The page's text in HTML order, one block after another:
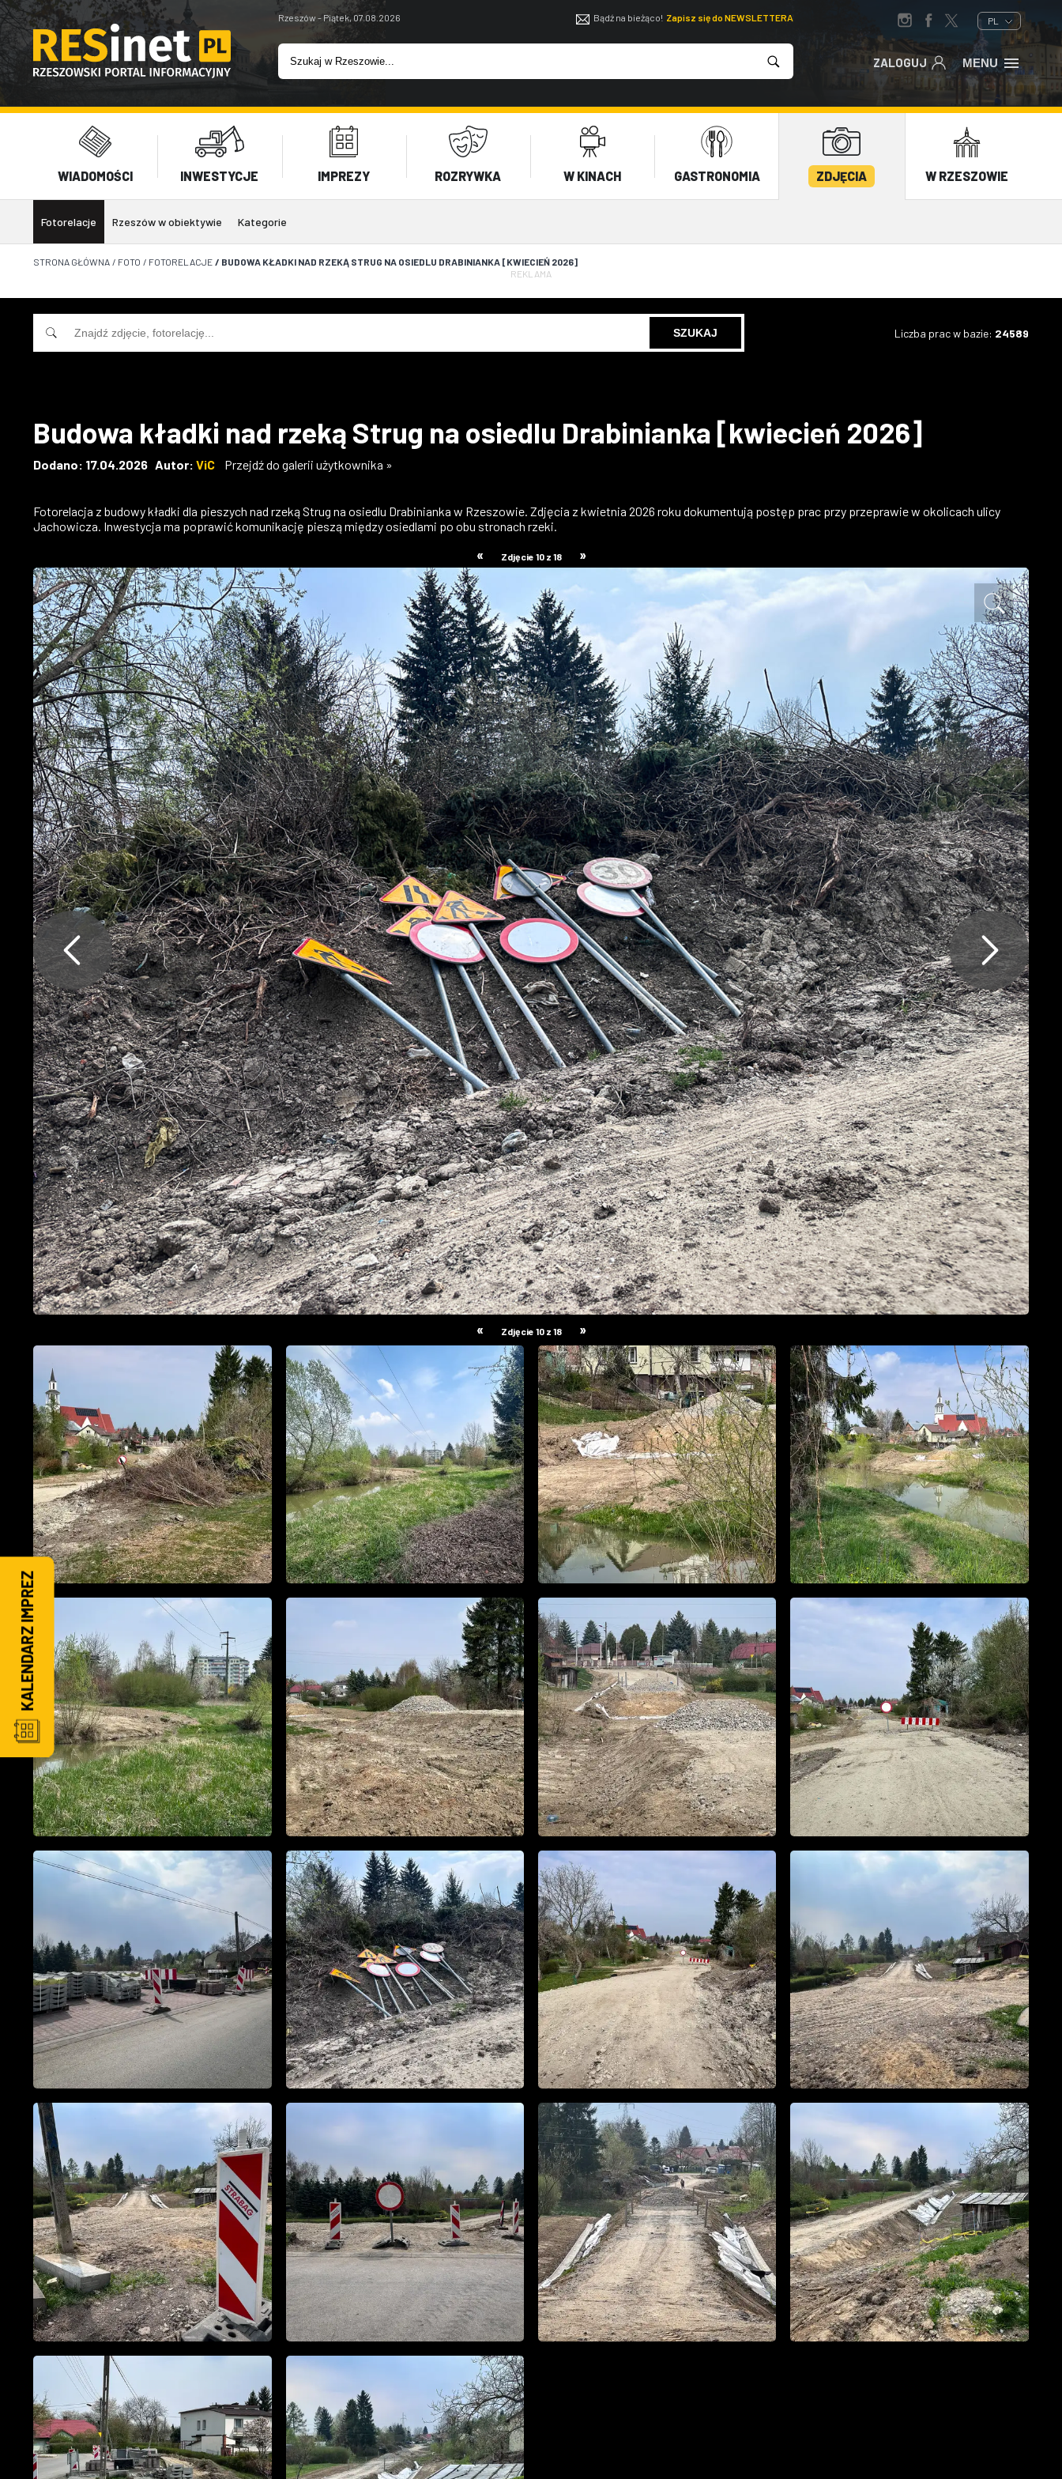
Rzeszów - Piątek, 07.08.2026 Bądź na bieżąco! Zapisz się do NEWSLETTERA PL
ZALOGUJ MENU
WIADOMOŚCI INWESTYCJE IMPREZY ROZRYWKA W KINACH GASTRONOMIA ZDJĘCIA W RZESZOWIE
Fotorelacje Rzeszów w obiektywie Kategorie
STRONA GŁÓWNA / FOTO / FOTORELACJE / BUDOWA KŁADKI NAD RZEKĄ STRUG NA OSIEDLU DRABINIANKA [KWIECIEŃ 2026]
REKLAMA
Liczba prac w bazie: 24589
Budowa kładki nad rzeką Strug na osiedlu Drabinianka [kwiecień 2026]
Dodano: 17.04.2026 Autor: ViC Przejdź do galerii użytkownika »
Fotorelacja z budowy kładki dla pieszych nad rzeką Strug na osiedlu Drabinianka w Rzeszowie. Zdjęcia z kwietnia 2026 roku dokumentują postęp prac przy przeprawie w okolicach ulicy
Jachowicza. Inwestycja ma poprawić komunikację pieszą między osiedlami po obu stronach rzeki.
« Zdjęcie 10 z 18 »
« Zdjęcie 10 z 18 »
KALENDARZ IMPREZ